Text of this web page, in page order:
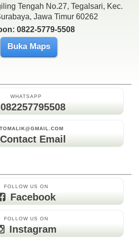
Tengah No.27, Tegalsari, Kec.
Jawa Timur 60262
0822-5779-5508
Buka Maps
WHATSAPP
082257795508
Contact Email
FOLLOW US ON
Facebook
FOLLOW US ON
Instagram